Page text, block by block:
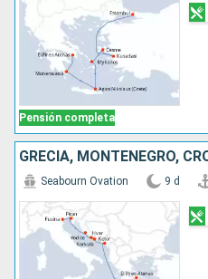
Pensión completa
Seabourn Ovation 9 d